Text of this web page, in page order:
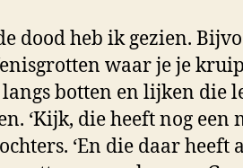
dood heb ik gezien.
waar je je
botten en lijken die
‘Kijk, die heeft nog een
‘En die daar heeft